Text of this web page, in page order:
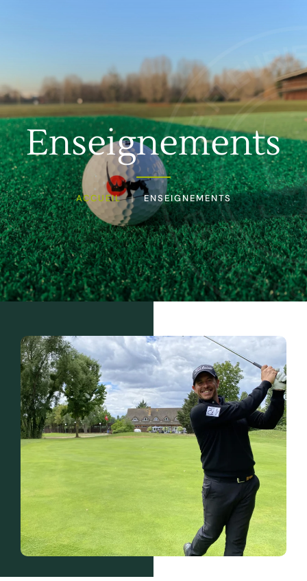
Enseignements
ACCUEIL ENSEIGNEMENTS